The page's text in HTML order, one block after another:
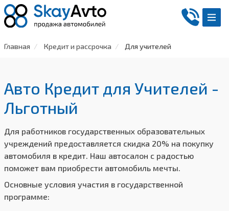
Главная Кредит и рассрочка Для учителей
Авто Кредит для Учителей -
Льготный
Для работников государственных образовательных
учреждений предоставляется скидка 20% на покупку
автомобиля в кредит. Наш автосалон с радостью
поможет вам приобрести автомобиль мечты.
Основные условия участия в государственной
программе: